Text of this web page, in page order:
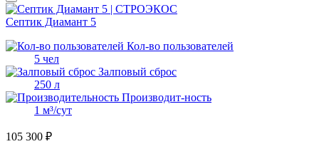
Септик Диамант 5
Кол-во пользователей
5 чел
Залповый сброс
250 л
Производит-ность
1 м³/сут
105 300 ₽